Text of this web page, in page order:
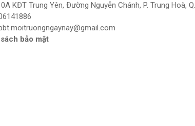
KĐT Trung Yên, Đường Nguyễn Chánh, P. Trung Hoà,
bảo mật